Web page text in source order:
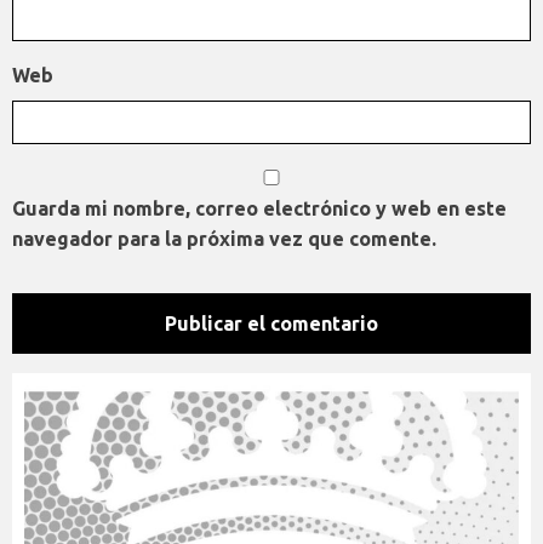
Web
Guarda mi nombre, correo electrónico y web en este
navegador para la próxima vez que comente.